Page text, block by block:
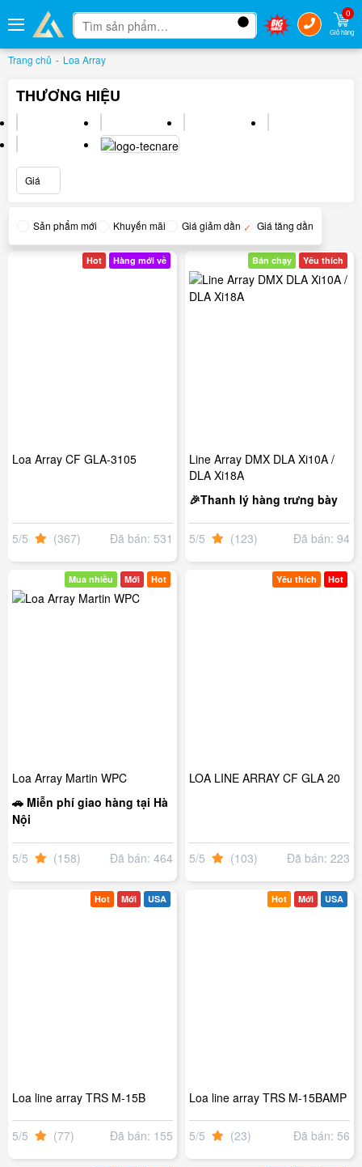
Tìm sản phẩm… Tìm kiếm
Giỏ hàng
0
Trang chủ - Loa Array
THƯƠNG HIỆU
Giá
Sản phẩm mới Khuyến mãi Giá giảm dần Giá tăng dần
Hot Hàng mới về
Loa Array CF GLA-3105
5/5 (367) Đã bán: 531
Bán chạy Yêu thích
Line Array DMX DLA Xi10A /
DLA Xi18A
🎉Thanh lý hàng trưng bày
5/5 (123) Đã bán: 94
Mua nhiều Mới Hot
Loa Array Martin WPC
🚗 Miễn phí giao hàng tại Hà
Nội
5/5 (158) Đã bán: 464
Yêu thích Hot
LOA LINE ARRAY CF GLA 20
5/5 (103) Đã bán: 223
Hot Mới USA
Loa line array TRS M-15B
5/5 (77) Đã bán: 155
Hot Mới USA
Loa line array TRS M-15BAMP
5/5 (23) Đã bán: 56